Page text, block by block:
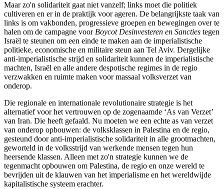
Maar zo'n solidariteit gaat niet vanzelf; links moet die politiek
cultiveren en er in de praktijk voor ageren. De belangrijkste taak van
links is om vakbonden, progressieve groepen en bewegingen over te
halen om de campagne voor Boycot Desinvesteren en Sancties tegen
Israël te steunen om een einde te maken aan de imperialistische
politieke, economische en militaire steun aan Tel Aviv. Dergelijke
anti-imperialistische strijd en solidariteit kunnen de imperialistische
machten, Israël en alle andere despotische regimes in de regio
verzwakken en ruimte maken voor massaal volksverzet van
onderop.
Die regionale en internationale revolutionaire strategie is het
alternatief voor het vertrouwen op de zogenaamde ‘As van Verzet’
van Iran. Die heeft gefaald. Nu moeten we een echte as van verzet
van onderop opbouwen: de volksklassen in Palestina en de regio,
gesteund door anti-imperialistische solidariteit in alle grootmachten,
geworteld in de volksstrijd van werkende mensen tegen hun
heersende klassen. Alleen met zo'n strategie kunnen we de
tegenmacht opbouwen om Palestina, de regio en onze wereld te
bevrijden uit de klauwen van het imperialisme en het wereldwijde
kapitalistische systeem erachter.